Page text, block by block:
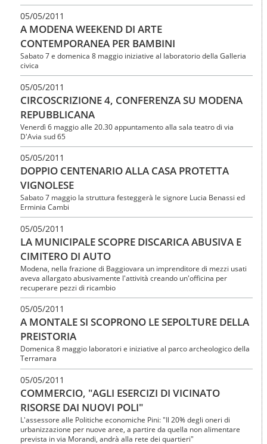
05/05/2011
A MODENA WEEKEND DI ARTE
CONTEMPORANEA PER BAMBINI
Sabato 7 e domenica 8 maggio iniziative al laboratorio della Galleria
civica
05/05/2011
CIRCOSCRIZIONE 4, CONFERENZA SU MODENA
REPUBBLICANA
Venerdì 6 maggio alle 20.30 appuntamento alla sala teatro di via
D'Avia sud 65
05/05/2011
DOPPIO CENTENARIO ALLA CASA PROTETTA
VIGNOLESE
Sabato 7 maggio la struttura festeggerà le signore Lucia Benassi ed
Erminia Cambi
05/05/2011
LA MUNICIPALE SCOPRE DISCARICA ABUSIVA E
CIMITERO DI AUTO
Modena, nella frazione di Baggiovara un imprenditore di mezzi usati
aveva allargato abusivamente l'attività creando un'officina per
recuperare pezzi di ricambio
05/05/2011
A MONTALE SI SCOPRONO LE SEPOLTURE DELLA
PREISTORIA
Domenica 8 maggio laboratori e iniziative al parco archeologico della
Terramara
05/05/2011
COMMERCIO, "AGLI ESERCIZI DI VICINATO
RISORSE DAI NUOVI POLI"
L'assessore alle Politiche economiche Pini: "Il 20% degli oneri di
urbanizzazione per nuove aree, a partire da quella non alimentare
prevista in via Morandi, andrà alla rete dei quartieri"